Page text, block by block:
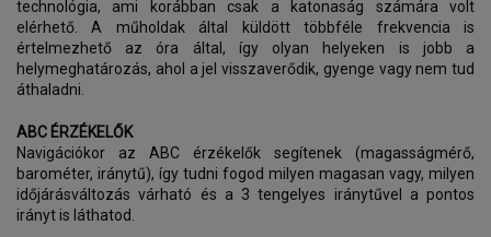
technológia, ami korábban csak a katonaság számára volt
elérhető. A műholdak által küldött többféle frekvencia is
értelmezhető az óra által, így olyan helyeken is jobb a
helymeghatározás, ahol a jel visszaverődik, gyenge vagy nem tud
áthaladni.
ABC ÉRZÉKELŐK
Navigációkor az ABC érzékelők segítenek (magasságmérő,
barométer, iránytű), így tudni fogod milyen magasan vagy, milyen
időjárásváltozás várható és a 3 tengelyes iránytűvel a pontos
irányt is láthatod.